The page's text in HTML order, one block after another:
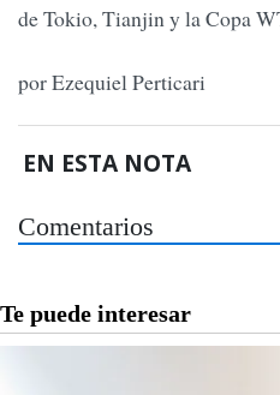
de Tokio, Tianjin y la Copa
por Ezequiel Perticari
EN ESTA NOTA
Comentarios